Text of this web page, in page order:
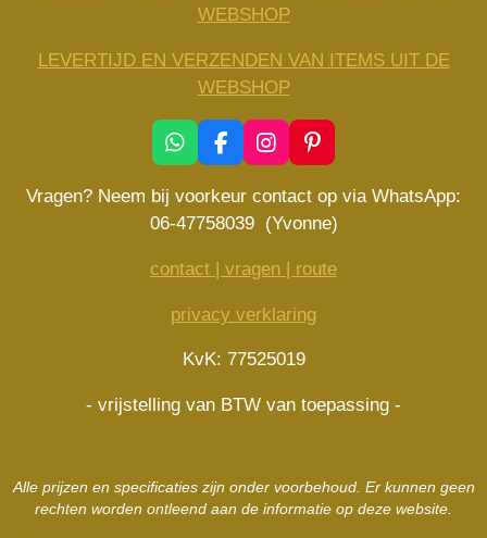
WEBSHOP
LEVERTIJD EN VERZENDEN VAN ITEMS UIT DE
WEBSHOP
W
h
a
s
p
F
a
c
e
b
o
I
n
s
t
a
r
m
P
i
n
e
e
t
Vragen? Neem bij voorkeur contact op via WhatsApp:
06-47758039 (Yvonne)
contact | vragen | route
privacy verklaring
KvK: 77525019
- vrijstelling van BTW van toepassing -
Alle prijzen en specificaties zijn onder voorbehoud. Er kunnen geen
rechten worden ontleend aan de informatie op deze website.